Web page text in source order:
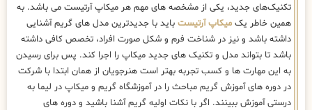
تکنیک‌های جدید، یکی از مشخصه های مهم هر میکاپ آرتیست می باشد. به
همین خاطر یک میکاپ آرتیست باید با جدیدترین مدل های گریم آشنایی
داشته باشد و نیز در شناخت فرم و شکل صورت افراد، تخصص کافی داشته
باشد تا بتواند مدل و تکنیک های جدید میکاپ را اجرا کند. پس برای رسیدن
به این مهارت ها و کسب تجربه بهتر است هنرجویان از همان ابتدا با شرکت
در دوره های آموزش گریم مباحث را در آموزشگاه گریم و میکاپ در لیما به
درستی آموزش ببینند. اگر با نکات اولیه گریم آشنا باشید و دوره های